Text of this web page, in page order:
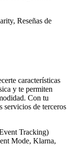
Reseñas de
características
y te permiten
Con tu
servicios de terceros
Tracking)
Mode, Klarna,